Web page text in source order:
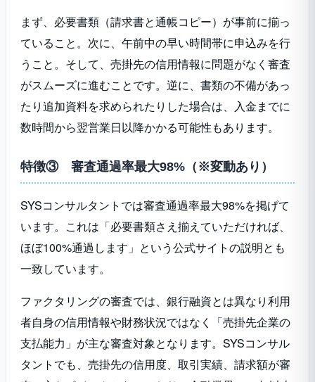
まず、必要書類（請求書と通帳コピー）が事前に揃っ
ていること。次に、午前中の早い時間帯に申込みを行
うこと。そして、売掛先の信用情報に問題がなく審査
がスムーズに進むことです。逆に、書類の不備があっ
たり追加資料を求められたりした場合は、入金までに
数時間から翌営業日以降かかる可能性もあります。
特徴③ 審査通過率最大98%（※変動あり）
SYSコンサルタントでは審査通過率最大98%を掲げて
います。これは「必要書類さえ揃えていただければ、
ほぼ100%通過します」という公式サイトの説明とも
一致しています。
ファクタリングの審査では、銀行融資とは異なり利用
者自身の信用情報や財務状況ではなく「売掛先企業の
支払能力」が主な審査対象となります。SYSコンサル
タントでも、売掛先の信用度、取引実績、請求額が審